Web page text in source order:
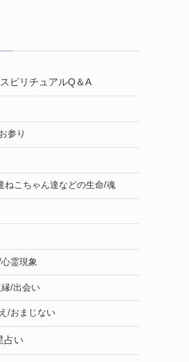
ピリチュアルQ＆A
参り
ねこちゃん達などの生命/魂
霊現象
/出会い
/おまじない
占い